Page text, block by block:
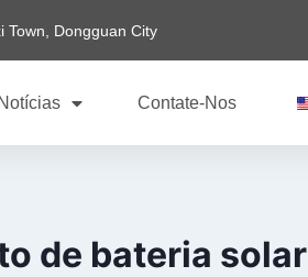
Town, Dongguan City
Notícias Contate-Nos
de bateria solar